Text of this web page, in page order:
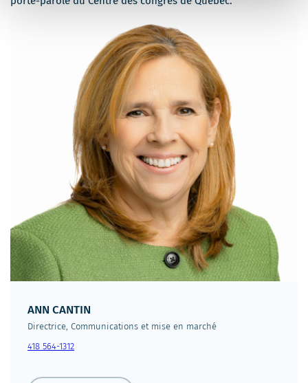
ANN CANTIN
Directrice, Communications et mise en marché
418 564-1312